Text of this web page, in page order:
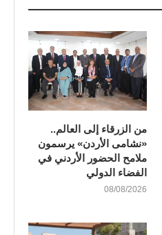
من الزرقاء إلى العالم..
«نشامى الأردن» يرسمون
ملامح الحضور الأردني في
الفضاء الدولي
08/08/2026